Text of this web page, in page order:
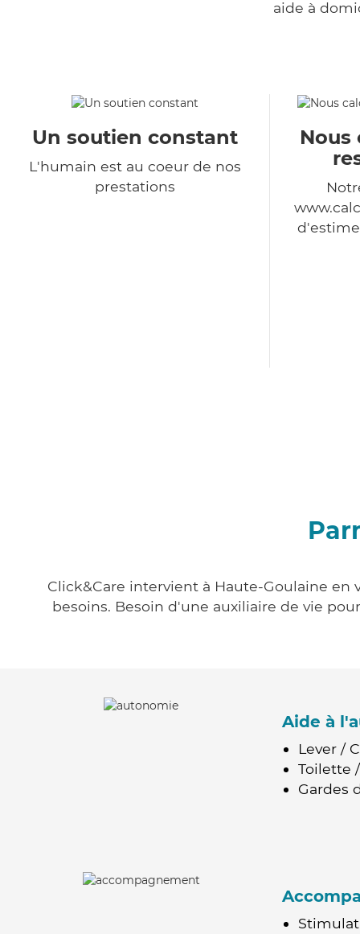
aide à
Un soutien constant
L'humain est au coeur de nos
prestations
Nous
Click&Care intervient à Haute-Goulaine en
besoins. Besoin d'une auxiliaire de vie
Aide à
Lever /
Toilette
Gardes